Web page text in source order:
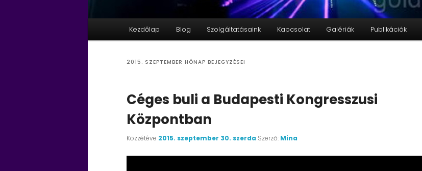
Kezdőlap Blog Szolgáltatásaink Kapcsolat Galériák Publikációk
2015. SZEPTEMBER HÓNAP BEJEGYZÉSEI
Céges buli a Budapesti Kongresszusi
Központban
Közzétéve 2015. szeptember 30. szerda Szerző: Mina